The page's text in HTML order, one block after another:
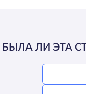
БЫЛА ЛИ ЭТА